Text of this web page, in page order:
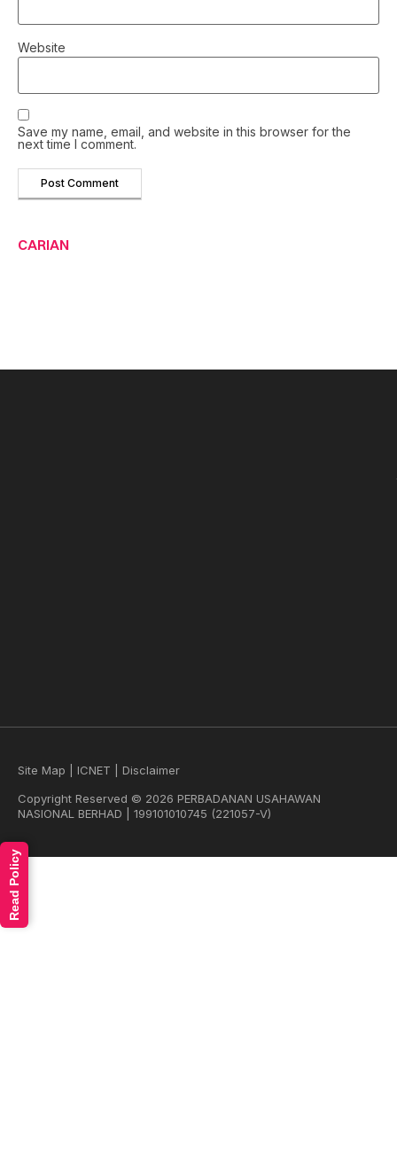
Website
Save my name, email, and website in this browser for the
next time I comment.
CARIAN
Site Map ICNET
Disclaimer
Copyright Reserved © 2026 PERBADANAN USAHAWAN
NASIONAL BERHAD | 199101010745 (221057-V)
Read Policy